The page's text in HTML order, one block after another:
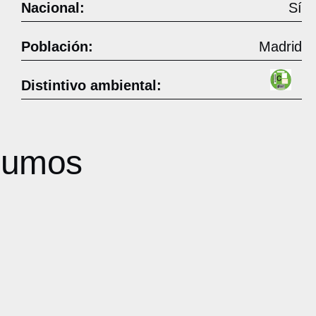
Nacional: Sí
Población: Madrid
Distintivo ambiental: